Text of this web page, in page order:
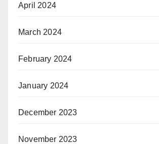
April 2024
March 2024
February 2024
January 2024
December 2023
November 2023